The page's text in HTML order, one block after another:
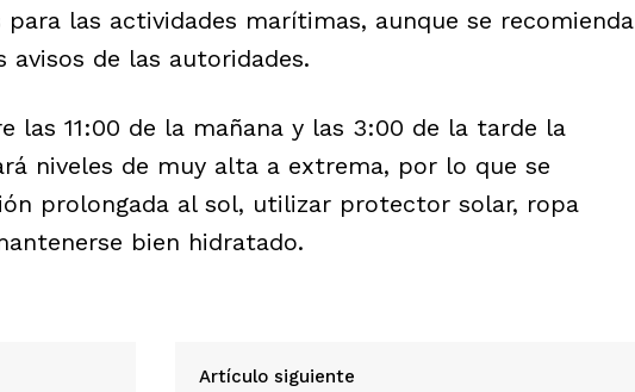
las actividades marítimas, aunque se recomienda
de las autoridades.
las 11:00 de la mañana y las 3:00 de la tarde la
niveles de muy alta a extrema, por lo que se
prolongada al sol, utilizar protector solar, ropa
bien hidratado.
Artículo siguiente